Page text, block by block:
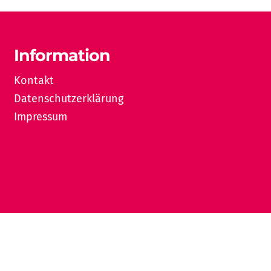
Information
Kontakt
Datenschutzerklärung
Impressum